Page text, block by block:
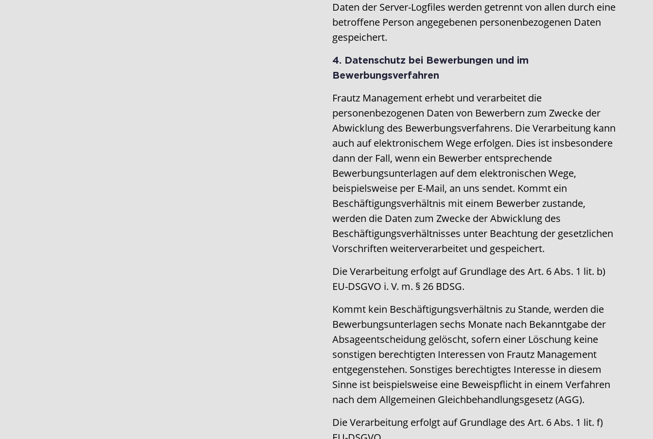
Daten der Server-Logfiles werden getrennt von allen durch eine
betroffene Person angegebenen personenbezogenen Daten
gespeichert.
4. Datenschutz bei Bewerbungen und im
Bewerbungsverfahren
Frautz Management erhebt und verarbeitet die
personenbezogenen Daten von Bewerbern zum Zwecke der
Abwicklung des Bewerbungsverfahrens. Die Verarbeitung kann
auch auf elektronischem Wege erfolgen. Dies ist insbesondere
dann der Fall, wenn ein Bewerber entsprechende
Bewerbungsunterlagen auf dem elektronischen Wege,
beispielsweise per E-Mail, an uns sendet. Kommt ein
Beschäftigungsverhältnis mit einem Bewerber zustande,
werden die Daten zum Zwecke der Abwicklung des
Beschäftigungsverhältnisses unter Beachtung der gesetzlichen
Vorschriften weiterverarbeitet und gespeichert.
Die Verarbeitung erfolgt auf Grundlage des Art. 6 Abs. 1 lit. b)
EU-DSGVO i. V. m. § 26 BDSG.
Kommt kein Beschäftigungsverhältnis zu Stande, werden die
Bewerbungsunterlagen sechs Monate nach Bekanntgabe der
Absageentscheidung gelöscht, sofern einer Löschung keine
sonstigen berechtigten Interessen von Frautz Management
entgegenstehen. Sonstiges berechtigtes Interesse in diesem
Sinne ist beispielsweise eine Beweispflicht in einem Verfahren
nach dem Allgemeinen Gleichbehandlungsgesetz (AGG).
Die Verarbeitung erfolgt auf Grundlage des Art. 6 Abs. 1 lit. f)